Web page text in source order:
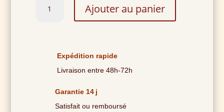
Ajouter au panier
Expédition rapide
Livraison entre 48h-72h
Garantie 14 j
Satisfait ou remboursé